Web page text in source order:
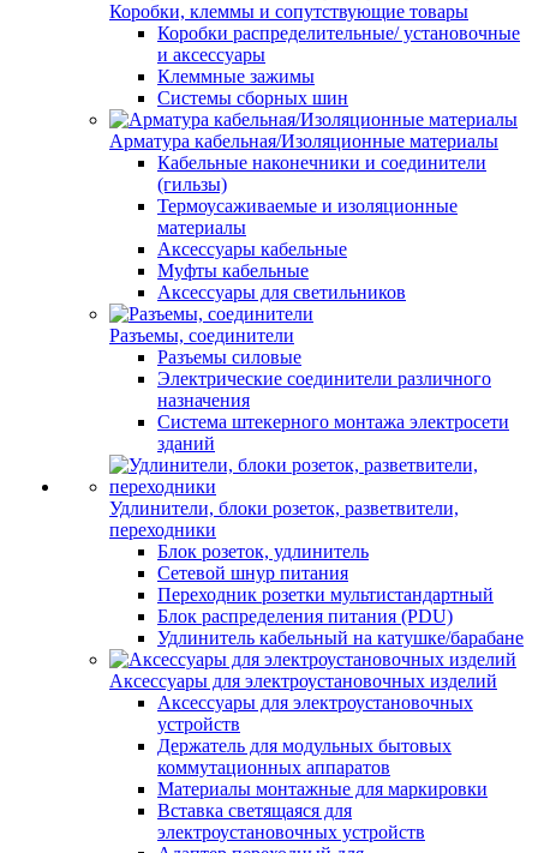
Коробки, клеммы и сопутствующие товары
Коробки распределительные/ установочные
и аксессуары
Клеммные зажимы
Системы сборных шин
Арматура кабельная/Изоляционные материалы
Кабельные наконечники и соединители
(гильзы)
Термоусаживаемые и изоляционные
материалы
Аксессуары кабельные
Муфты кабельные
Аксессуары для светильников
Разъемы, соединители
Разъемы силовые
Электрические соединители различного
назначения
Система штекерного монтажа электросети
зданий
Удлинители, блоки розеток, разветвители,
переходники
Блок розеток, удлинитель
Сетевой шнур питания
Переходник розетки мультистандартный
Блок распределения питания (PDU)
Удлинитель кабельный на катушке/барабане
Аксессуары для электроустановочных изделий
Аксессуары для электроустановочных
устройств
Держатель для модульных бытовых
коммутационных аппаратов
Материалы монтажные для маркировки
Вставка светящаяся для
электроустановочных устройств